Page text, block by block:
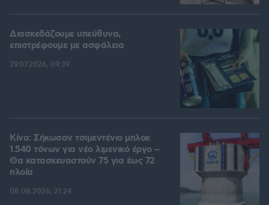
Διασκεδάζουμε υπεύθυνα,
επιστρέφουμε με ασφάλεια
29.07.2026, 09:39
Κίνα: Σήκωσαν τσιμεντένιο μπλοκ
1.540 τόνων για νέο λιμενικό έργο –
Θα κατασκευαστούν 75 για έως 72
πλοία
08.08.2026, 21:24